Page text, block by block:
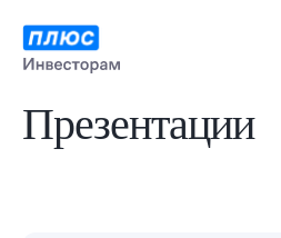
Презентации